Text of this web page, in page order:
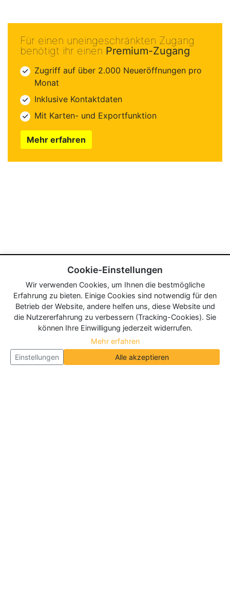
Für einen uneingeschränkten Zugang
benötigt ihr einen Premium-Zugang
Zugriff auf über 2.000 Neueröffnungen pro
Monat
Inklusive Kontaktdaten
Mit Karten- und Exportfunktion
Mehr erfahren
Cookie-Einstellungen
Wir verwenden Cookies, um Ihnen die bestmögliche
Erfahrung zu bieten. Einige Cookies sind notwendig für den
Betrieb der Website, andere helfen uns, diese Website und
die Nutzererfahrung zu verbessern (Tracking-Cookies). Sie
können Ihre Einwilligung jederzeit widerrufen.
Mehr erfahren
Einstellungen
Alle akzeptieren